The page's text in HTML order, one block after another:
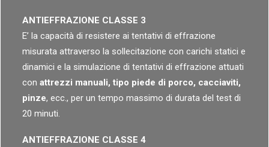
ANTIEFFRAZIONE CLASSE 3
E’ la capacità di resistere ai tentativi di effrazione
misurata attraverso la sollecitazione con carichi statici e
dinamici e la simulazione di tentativi di effrazione attuati
con attrezzi manuali, tipo piede di porco, cacciaviti,
pinze, ecc., per un tempo massimo di durata del test di
20 minuti.
ANTIEFFRAZIONE CLASSE 4